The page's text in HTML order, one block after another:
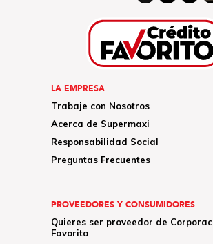
LA EMPRESA
Trabaje con Nosotros
Acerca de Supermaxi
Responsabilidad Social
Preguntas Frecuentes
PROVEEDORES Y CONSUMIDORES
Quieres ser proveedor de
Favorita